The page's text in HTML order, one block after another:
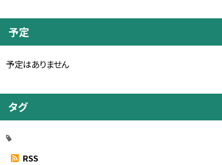
予定
予定はありません
タグ
RSS